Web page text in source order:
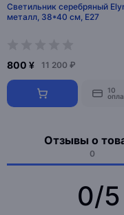
Светильник серебряный
металл, 38*40 см, Е27
800 ¥ 11 200 ₽
10
Отзывы о
0
0/5